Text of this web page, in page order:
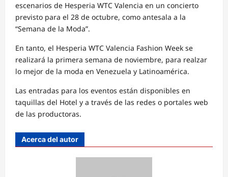
escenarios de Hesperia WTC Valencia en un concierto
previsto para el 28 de octubre, como antesala a la
“Semana de la Moda”.
En tanto, el Hesperia WTC Valencia Fashion Week se
realizará la primera semana de noviembre, para realzar
lo mejor de la moda en Venezuela y Latinoamérica.
Las entradas para los eventos están disponibles en
taquillas del Hotel y a través de las redes o portales web
de las productoras.
Acerca del autor